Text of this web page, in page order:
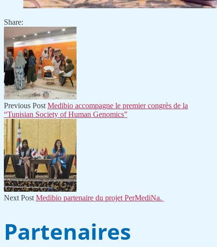
Share:
Previous Post Medibio accompagne le premier congrès de la
“Tunisian Society of Human Genomics”
Next Post Medibio partenaire du projet PerMediNa.
Partenaires